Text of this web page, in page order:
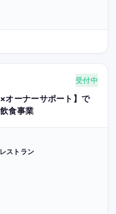
受付中
オーナーサポート】で
食事業
ストラン